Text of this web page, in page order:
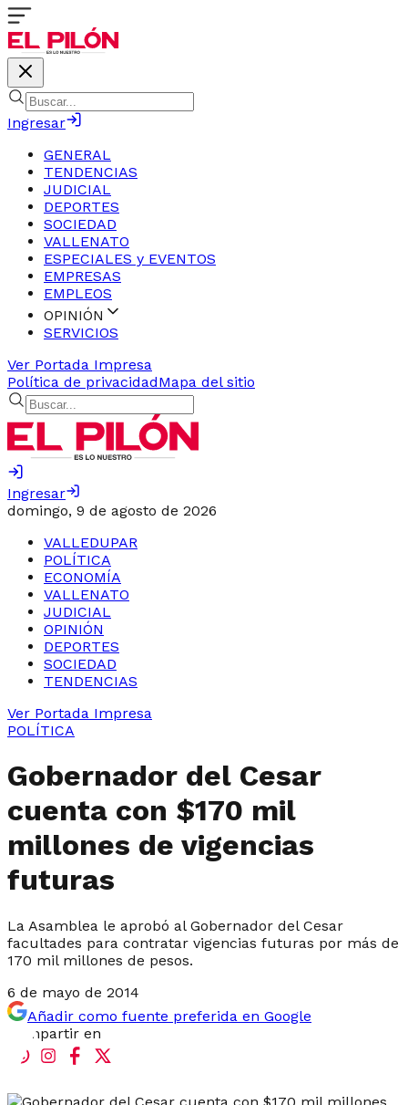
Ingresar
GENERAL
TENDENCIAS
JUDICIAL
DEPORTES
SOCIEDAD
VALLENATO
ESPECIALES y EVENTOS
EMPRESAS
EMPLEOS
OPINIÓN
SERVICIOS
Ver Portada Impresa
Política de privacidadMapa del sitio
Ingresar
domingo, 9 de agosto de 2026
VALLEDUPAR
POLÍTICA
ECONOMÍA
VALLENATO
JUDICIAL
OPINIÓN
DEPORTES
SOCIEDAD
TENDENCIAS
Ver Portada Impresa
POLÍTICA
Gobernador del Cesar
cuenta con $170 mil
millones de vigencias
futuras
La Asamblea le aprobó al Gobernador del Cesar
facultades para contratar vigencias futuras por más de
170 mil millones de pesos.
6 de mayo de 2014
Añadir como fuente preferida en Google
Compartir en